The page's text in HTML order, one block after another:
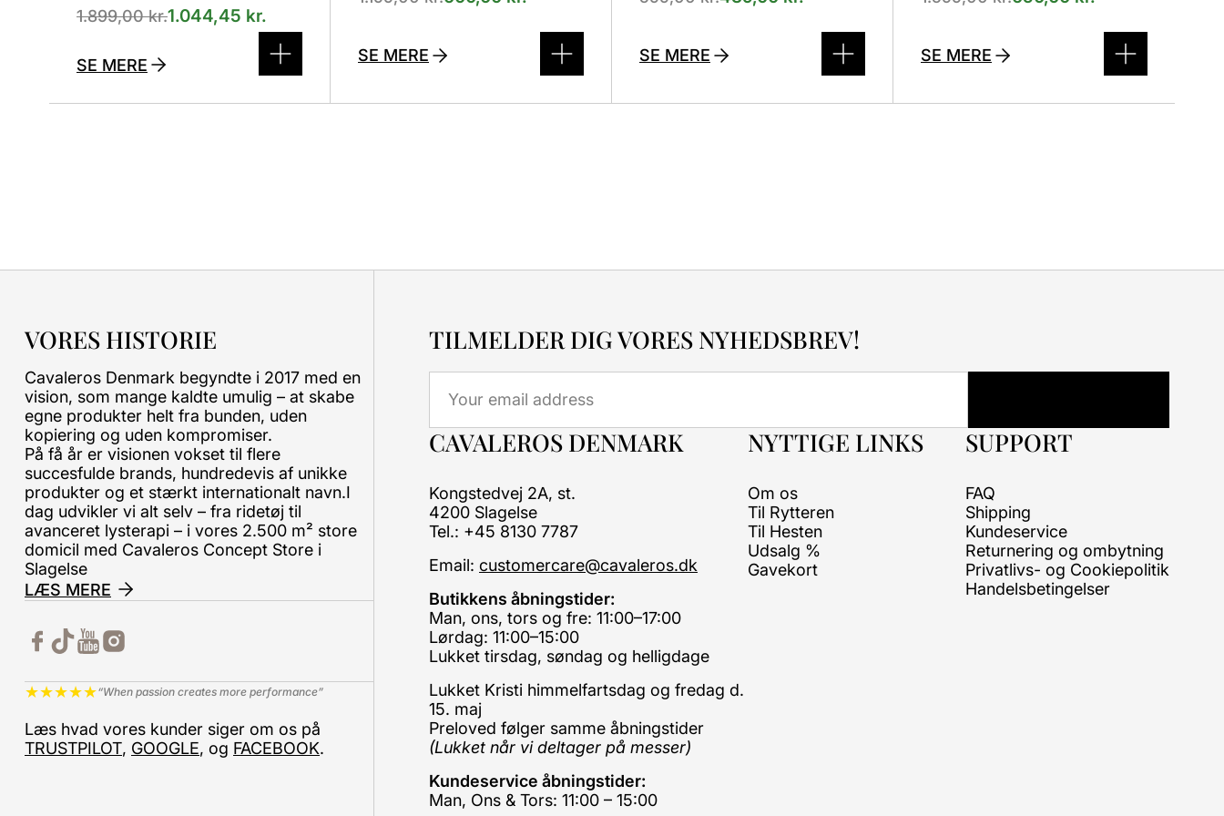
1.899,00kr.1.044,45 kr.
SE MERE SE MERE SE MERE SE MERE
VORES HISTORIE
Cavaleros Denmark begyndte i 2017 med en
vision, som mange kaldte umulig – at skabe
egne produkter helt fra bunden, uden
kopiering og uden kompromiser.
På få år er visionen vokset til flere
succesfulde brands, hundredevis af unikke
produkter og et stærkt internationalt navn.I
dag udvikler vi alt selv – fra ridetøj til
avanceret lysterapi – i vores 2.500 m² store
domicil med Cavaleros Concept Store i
Slagelse
LÆS MERE
★★★★★“When passion creates more performance”
Læs hvad vores kunder siger om os på
TRUSTPILOT, GOOGLE, og FACEBOOK.
TILMELDER DIG VORES NYHEDSBREV!
CAVALEROS DENMARK
Kongstedvej 2A, st.
4200 Slagelse
Tel.: +45 8130 7787
Email: customercare@cavaleros.dk
Butikkens åbningstider:
Man, ons, tors og fre: 11:00–17:00
Lørdag: 11:00–15:00
Lukket tirsdag, søndag og helligdage
Lukket Kristi himmelfartsdag og fredag d.
15. maj
Preloved følger samme åbningstider
(Lukket når vi deltager på messer)
Kundeservice åbningstider:
Man, Ons & Tors: 11:00 – 15:00
NYTTIGE LINKS
Om os
Til Rytteren
Til Hesten
Udsalg %
Gavekort
SUPPORT
FAQ
Shipping
Kundeservice
Returnering og ombytning
Privatlivs- og Cookiepolitik
Handelsbetingelser